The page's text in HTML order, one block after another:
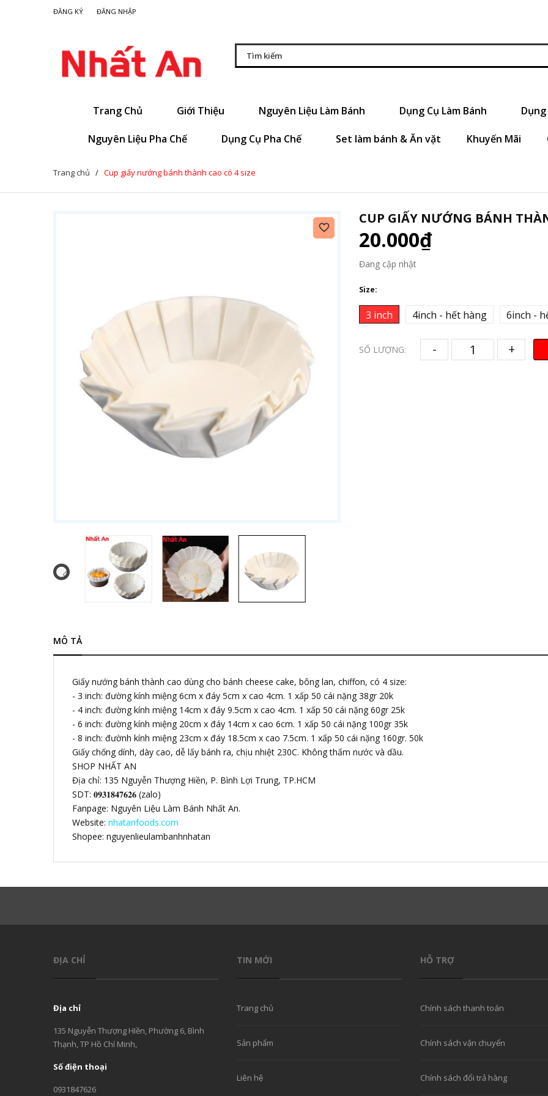
ĐĂNG KÝ ĐĂNG NHẬP
Trang Chủ Giới Thiệu Nguyên Liệu Làm Bánh Dụng Cụ Làm Bánh
Nguyên Liệu Pha Chế Dụng Cụ Pha Chế Set làm bánh & Ăn vặt Khuyến Mãi
Trang chủ / Cup giấy nướng bánh thành cao có 4 size
CUP GIẤY NƯỚNG BÁNH
20.000₫
Đang cập nhật
Size:
3 inch 4inch - hết hàng 6inch -
SỐ LƯỢNG: - +
MÔ TẢ
Giấy nướng bánh thành cao dùng cho bánh cheese cake, bông lan, chiffon, có 4 size:
- 3 inch: đường kính miệng 6cm x đáy 5cm x cao 4cm. 1 xấp 50 cái nặng 38gr 20k
- 4 inch: đường kính miệng 14cm x đáy 9.5cm x cao 4cm. 1 xấp 50 cái nặng 60gr 25k
- 6 inch: đường kính miệng 20cm x đáy 14cm x cao 6cm. 1 xấp 50 cái nặng 100gr 35k
- 8 inch: đườnh kính miệng 23cm x đáy 18.5cm x cao 7.5cm. 1 xấp 50 cái nặng 160gr. 50k
Giấy chống dính, dày cao, dễ lấy bánh ra, chịu nhiệt 230C. Không thấm nước và dầu.
SHOP NHẤT AN
Địa chỉ: 135 Nguyễn Thượng Hiền, P. Bình Lợi Trung, TP.HCM
SDT: 𝟎𝟗𝟑𝟏𝟖𝟒𝟕𝟔𝟐𝟔 (zalo)
Fanpage: Nguyên Liệu Làm Bánh Nhất An.
Website: nhatanfoods.com
Shopee: nguyenlieulambanhnhatan
ĐỊA CHỈ
Địa chỉ
135 Nguyễn Thượng HIền, Phường 6, Bình
Thạnh, TP Hồ Chí Minh,
Số điện thoại
0931847626
TIN MỚI
Trang chủ
Sản phẩm
Liên hệ
HỖ TRỢ
Chính sách thanh toán
Chính sách vận chuyển
Chính sách đổi trả hàng